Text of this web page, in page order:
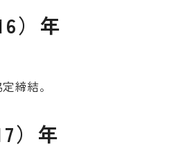
）年
締結。
）年